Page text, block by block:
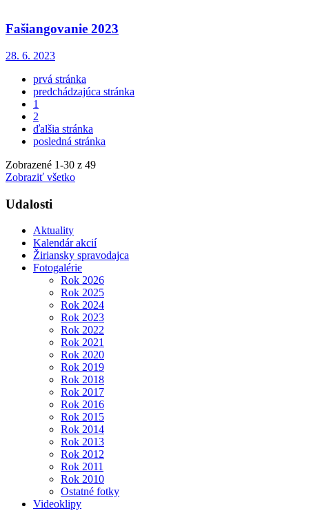
Fašiangovanie 2023
28. 6. 2023
prvá stránka
predchádzajúca stránka
1
2
ďalšia stránka
posledná stránka
Zobrazené 1-30 z 49
Zobraziť všetko
Udalosti
Aktuality
Kalendár akcií
Žiriansky spravodajca
Fotogalérie
Rok 2026
Rok 2025
Rok 2024
Rok 2023
Rok 2022
Rok 2021
Rok 2020
Rok 2019
Rok 2018
Rok 2017
Rok 2016
Rok 2015
Rok 2014
Rok 2013
Rok 2012
Rok 2011
Rok 2010
Ostatné fotky
Videoklipy